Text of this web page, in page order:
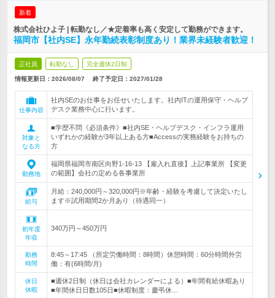
新着
株式会社ひよ子 | 転勤なし／★定着率も高く安定して勤務ができます。
福岡市【社内SE】永年勤続表彰制度あり！業界未経験者歓迎！
正社員 転勤なし 完全週休2日制
情報更新日：2026/08/07 終了予定日： 2027/01/28
仕事内容
社内SEのお仕事をお任せいたします。社内ITの運用保守・ヘルプ
デスク業務中心に行います。
対象と
なる方
■学歴不問《必須条件》■社内SE・ヘルプデスク・インフラ運用
いずれかの経験が3年以上ある方■Accessの実務経験をお持ちの
方
勤務地
福岡県福岡市南区向野1-16-13 【雇入れ直後】上記事業所 【変更
の範囲】会社の定める各事業所
給与
月給：240,000円～320,000円※年齢・経験を考慮して決定いたし
ます※試用期間2か月あり（待遇同一）
初年度
年収
340万円～450万円
勤務
時間
8:45～17:45 （所定労働時間：8時間）休憩時間：60分時間外労
働：有(6時間/月)
休日
休暇
■週休2日制（休日は会社カレンダーによる）■年間有給休暇あり
■年間休日日数105日■休暇制度：慶弔休…